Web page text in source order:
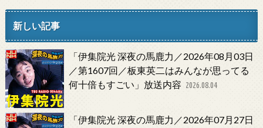
新しい記事
「伊集院光 深夜の馬鹿力／2026年08月03日
／第1607回／板東英二はみんなが思ってる
何十倍もすごい」放送内容 2026.08.04
「伊集院光 深夜の馬鹿力／2026年07月27日